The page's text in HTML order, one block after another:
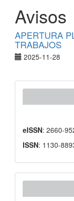
Avisos
APERTURA
TRABAJOS
2025-11-28
eISSN: 2660-
ISSN: 1130-